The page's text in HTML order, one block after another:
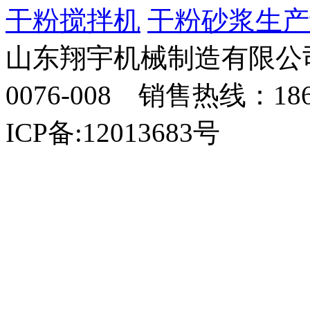
干粉搅拌机 干粉砂浆生
山东翔宇机械制造有限
0076-008 销售热线：
ICP备:12013683号